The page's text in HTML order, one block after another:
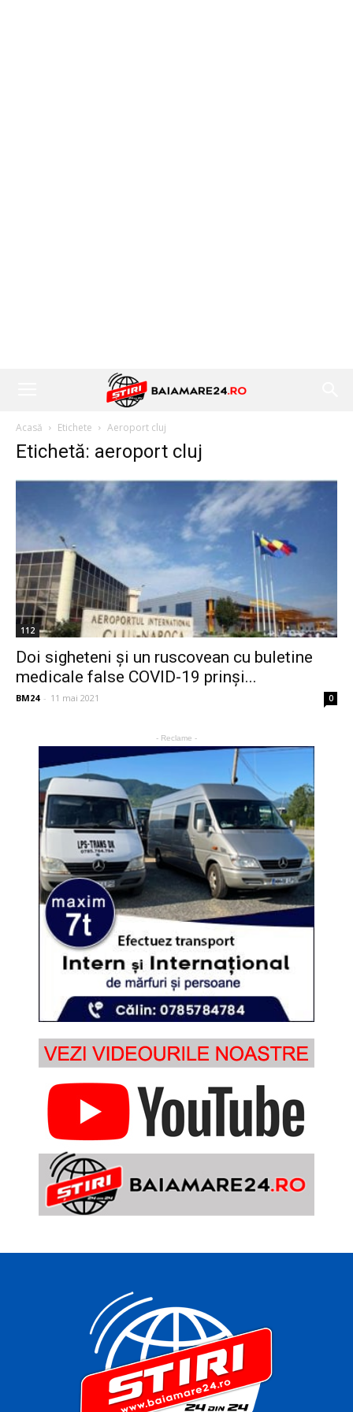
Acasă Etichete Aeroport cluj
Etichetă: aeroport cluj
112
Doi sigheteni și un ruscovean cu buletine
medicale false COVID-19 prinşi...
BM24 - 11 mai 2021 0
- Reclame -